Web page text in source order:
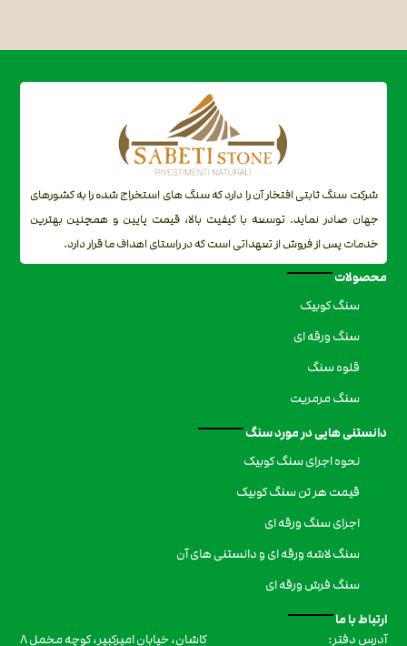
شرکت سنگ ثابتی افتخار آن را دارد که سنگ های استخراج شده را به کشورهای
جهان صادر نماید. توسعه با کیفیت بالا، قیمت پایین و همچنین بهترین
خدمات پس از فروش از تعهداتی است که در راستای اهداف ما قرار دارد.
محصولات
سنگ کوبیک
سنگ ورقه ای
قلوه سنگ
سنگ مرمریت
دانستنی هایی در مورد سنگ
نحوه اجرای سنگ کوبیک
قیمت هر تن سنگ کوبیک
اجرای سنگ ورقه ای
سنگ لاشه ورقه ای و دانستنی های آن
سنگ فرش ورقه ای
ارتباط با ما
آدرس دفتر:
کاشان، خیابان امیرکبیر، کوچه مخمل ۸